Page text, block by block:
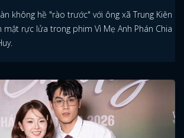
không hề "rào trước" với ông xã Trung Kiên
mật rực lửa trong phim Vì Mẹ Anh Phán Chia